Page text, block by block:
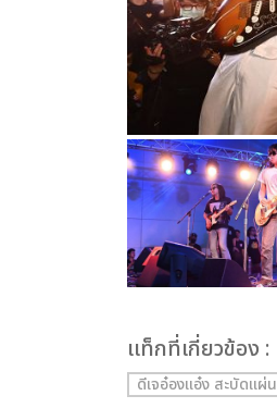
เเท็กที่เกี่ยวข้อง :
ดีเจอ๋องแอ๋ง สะบัดแผ่น